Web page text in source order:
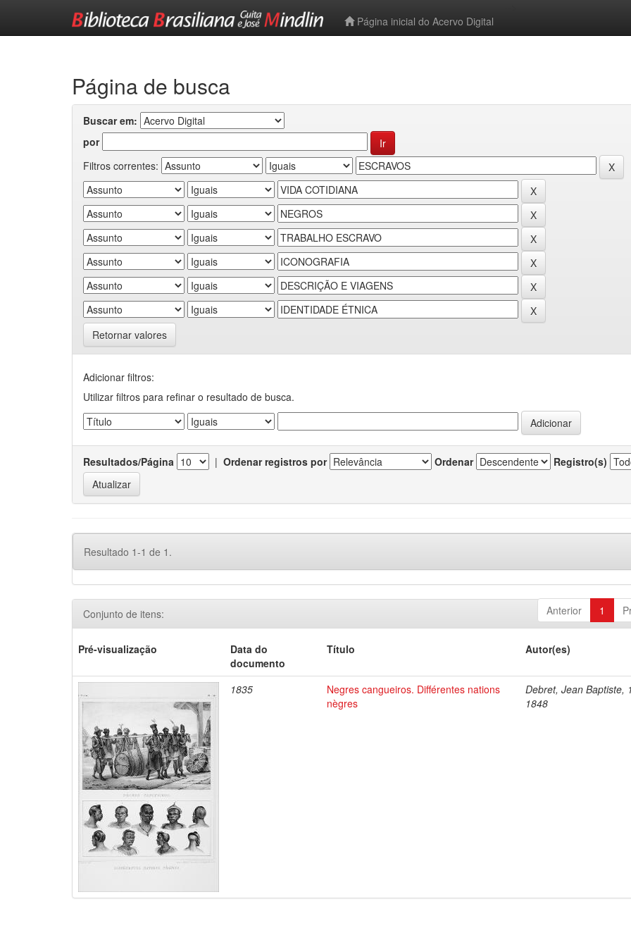
Página inicial do Acervo Digital
Página de busca
Buscar em:
por
Filtros correntes:
Retornar valores
Adicionar filtros:
Utilizar filtros para refinar o resultado de busca.
Resultados/Página | Ordenar registros por Ordenar Registro(s)
Resultado 1-1 de 1.
Anterior 1
Conjunto de itens:
Pré-visualização
Data do
documento
Título Autor(es)
1835
Negres cangueiros. Différentes nations
nègres
Debret, Jean Baptiste,
1848